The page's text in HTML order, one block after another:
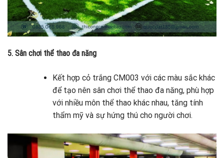
5. Sân chơi thể thao đa năng
Kết hợp cỏ trắng CM003 với các màu sắc khác
để tạo nên sân chơi thể thao đa năng, phù hợp
với nhiều môn thể thao khác nhau, tăng tính
thẩm mỹ và sự hứng thú cho người chơi.